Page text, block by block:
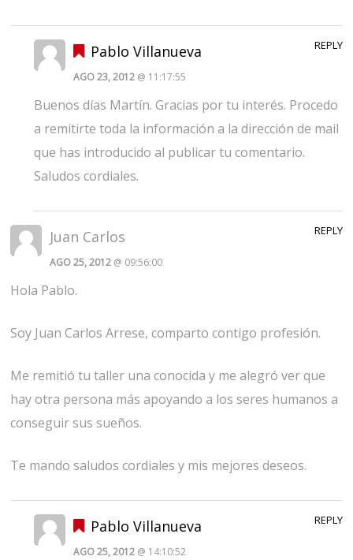
Pablo Villanueva
AGO 23, 2012 @ 11:17:55
Buenos días Martín. Gracias por tu interés. Procedo
a remitirte toda la información a la dirección de mail
que has introducido al publicar tu comentario.
Saludos cordiales.
REPLY
Juan Carlos
AGO 25, 2012 @ 09:56:00
Hola Pablo.
Soy Juan Carlos Arrese, comparto contigo profesión.
Me remitió tu taller una conocida y me alegró ver que
hay otra persona más apoyando a los seres humanos a
conseguir sus sueños.
Te mando saludos cordiales y mis mejores deseos.
REPLY
Pablo Villanueva
AGO 25, 2012 @ 14:10:52
REPLY